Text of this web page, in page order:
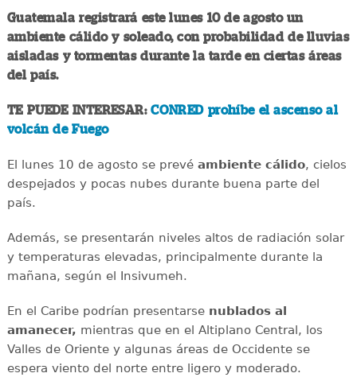
Guatemala registrará este lunes 10 de agosto un
ambiente cálido y soleado, con probabilidad de lluvias
aisladas y tormentas durante la tarde en ciertas áreas
del país.
TE PUEDE INTERESAR:CONRED prohíbe el ascenso al
volcán de Fuego
El lunes 10 de agosto se prevé ambiente cálido, cielos
despejados y pocas nubes durante buena parte del
país.
Además, se presentarán niveles altos de radiación solar
y temperaturas elevadas, principalmente durante la
mañana, según el Insivumeh.
En el Caribe podrían presentarse nublados al
amanecer, mientras que en el Altiplano Central, los
Valles de Oriente y algunas áreas de Occidente se
espera viento del norte entre ligero y moderado.